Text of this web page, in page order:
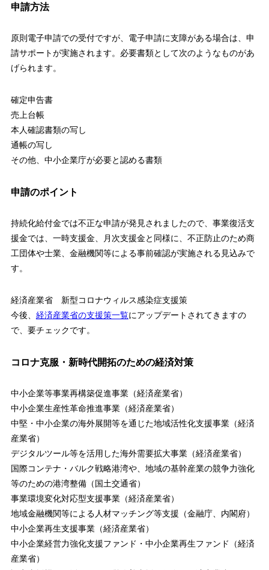
申請方法
原則電子申請での受付ですが、電子申請に支障がある場合は、申
請サポートが実施されます。必要書類として次のようなものがあ
げられます。
確定申告書
売上台帳
本人確認書類の写し
通帳の写し
その他、中小企業庁が必要と認める書類
申請のポイント
持続化給付金では不正な申請が発見されましたので、事業復活支
援金では、一時支援金、月次支援金と同様に、不正防止のため商
工団体や士業、金融機関等による事前確認が実施される見込みで
す。
経済産業省 新型コロナウィルス感染症支援策
今後、 経済産業省の支援策一覧にアップデートされてきますの
で、要チェックです。
コロナ克服・新時代開拓のための経済対策
中小企業等事業再構築促進事業（経済産業省）
中小企業生産性革命推進事業（経済産業省）
中堅・中小企業の海外展開等を通じた地域活性化支援事業（経済
産業省）
デジタルツール等を活用した海外需要拡大事業（経済産業省）
国際コンテナ・バルク戦略港湾や、地域の基幹産業の競争力強化
等のための港湾整備（国土交通省）
事業環境変化対応型支援事業（経済産業省）
地域金融機関等による人材マッチング等支援（金融庁、内閣府）
中小企業再生支援事業（経済産業省）
中小企業経営力強化支援ファンド・中小企業再生ファンド（経済
産業省）